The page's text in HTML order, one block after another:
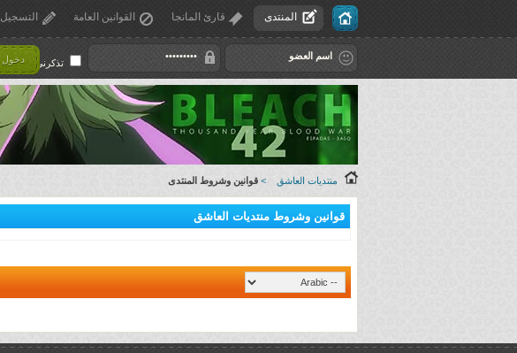
المنتدى قارئ المانجا القوانين العامة التسجيل
تذكرني ! دخول
منتديات العاشق > قوانين وشروط المنتدى
قوانين وشروط منتديات العاشق